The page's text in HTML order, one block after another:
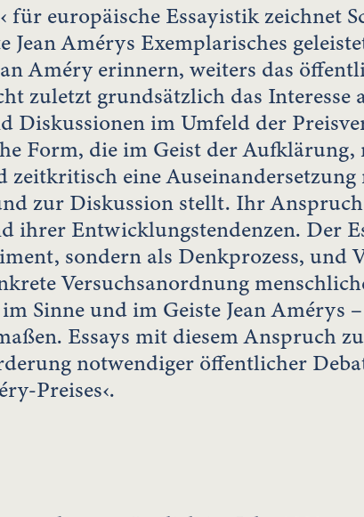
für europäische Essayistik zeichnet
Jean Amérys Exemplarisches
Améry erinnern, weiters das
zuletzt grundsätzlich das Interesse
Diskussionen im Umfeld der
Form, die im Geist der
zeitkritisch eine
zur Diskussion stellt. Ihr
ihrer Entwicklungstendenzen. Der
sondern als Denkprozess,
Versuchsanordnung
Sinne und im Geiste Jean Amérys
Essays mit diesem Anspruch
notwendiger öffentlicher
Preises‹.